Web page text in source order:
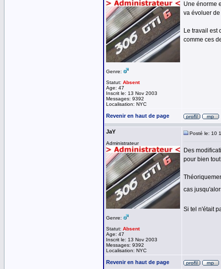
Genre:
Statut: Absent
Age: 47
Inscrit le: 13 Nov 2003
Messages: 9392
Localisation: NYC
Une énorme
va évoluer
Le travail est
comme ces
Revenir en haut de page
JaY
Administrateur
Genre:
Statut: Absent
Age: 47
Inscrit le: 13 Nov 2003
Messages: 9392
Localisation: NYC
Posté le: 10
Des
pour bien
cas
Si tel n'était
Revenir en haut de page